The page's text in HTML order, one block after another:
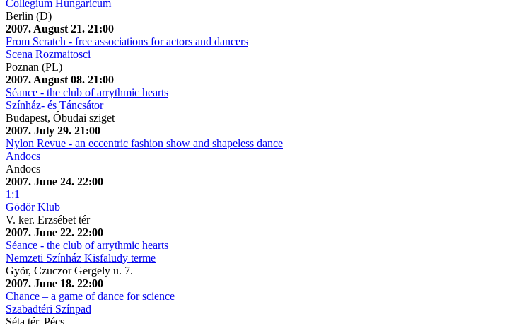
Collegium Hungaricum
Berlin (D)
2007. August 21. 21:00
From Scratch - free associations for actors and dancers
Scena Rozmaitosci
Poznan (PL)
2007. August 08. 21:00
Séance - the club of arrythmic hearts
Színház- és Táncsátor
Budapest, Óbudai sziget
2007. July 29. 21:00
Nylon Revue - an eccentric fashion show and shapeless dance
Andocs
Andocs
2007. June 24. 22:00
1:1
Gödör Klub
V. ker. Erzsébet tér
2007. June 22. 22:00
Séance - the club of arrythmic hearts
Nemzeti Színház Kisfaludy terme
Gyõr, Czuczor Gergely u. 7.
2007. June 18. 22:00
Chance – a game of dance for science
Szabadtéri Színpad
Séta tér, Pécs